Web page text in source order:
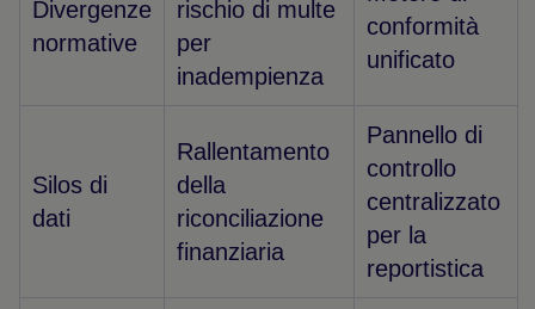
Divergenze
normative
rischio di multe
per
inadempienza
conformità
unificato
Silos di
dati
Rallentamento
della
riconciliazione
finanziaria
Pannello di
controllo
centralizzato
per la
reportistica